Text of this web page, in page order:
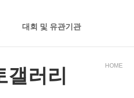
대회 및 유관기관
갤러리 HOME